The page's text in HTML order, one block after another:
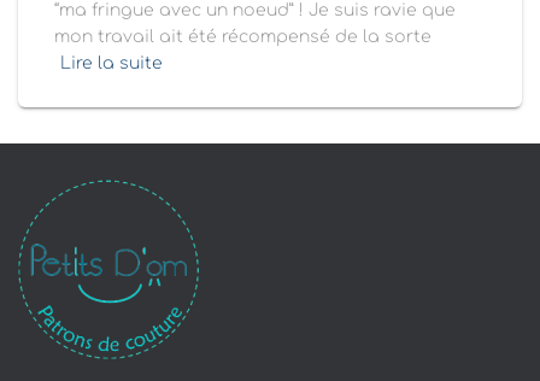
“ma fringue avec un noeud” ! Je suis ravie que
mon travail ait été récompensé de la sorte
Lire la suite